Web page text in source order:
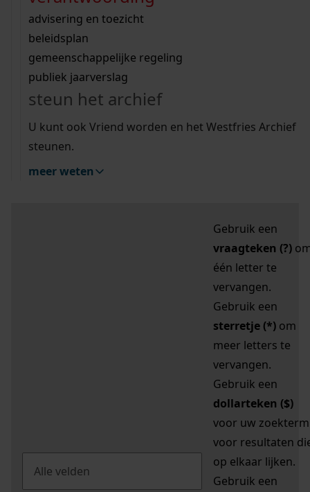
bouwvergunningen
omgevingsvergunningen
vergunningen
beeld en geluid
uitleg nodig?
Wij helpen u op weg met een aantal zoektips.
bekijk alle zoektips
Wij helpen u op weg met een aantal zoektips.
bekijk alle zoektips
bekijk ons geschiedenislokaal
advisering en toezicht
beleidsplan
gemeenschappelijke regeling
publiek jaarverslag
steun het archief
U kunt ook Vriend worden en het Westfries Archief
steunen.
meer weten
zoektips
Mijn Studiezaal (inloggen)
uw zoekopdracht te
Gebruik een
vraagteken (?)
één letter te
vervangen.
Gebruik een
sterretje (*) om
meer letters te
vervangen.
Gebruik een
dollarteken ($)
voor uw zoekterm
voor resultaten
op elkaar lijken.
Gebruik een